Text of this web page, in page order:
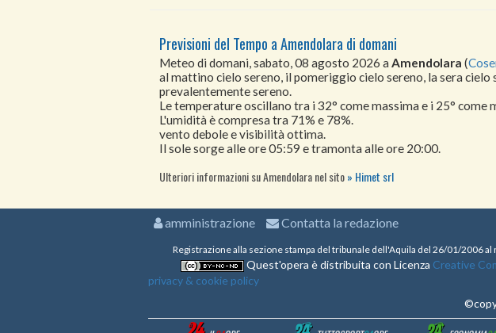
Previsioni del Tempo a Amendolara di domani
Meteo di domani, sabato, 08 agosto 2026 a Amendolara (
al mattino cielo sereno, il pomeriggio cielo sereno, la sera cielo
prevalentemente sereno.
Le temperature oscillano tra i 32° come massima e i 25° come
L'umidità è compresa tra 71% e 78%.
vento debole e visibilità ottima.
Il sole sorge alle ore 05:59 e tramonta alle ore 20:00.
Ulteriori informazioni su Amendolara nel sito Himet srl
amministrazione Contatta la redazione
Registrazione alla sezione stampa del tribunale dell'Aquila del 26/01/2006
Quest'opera è distribuita con Licenza Creative
privacy & cookie policy